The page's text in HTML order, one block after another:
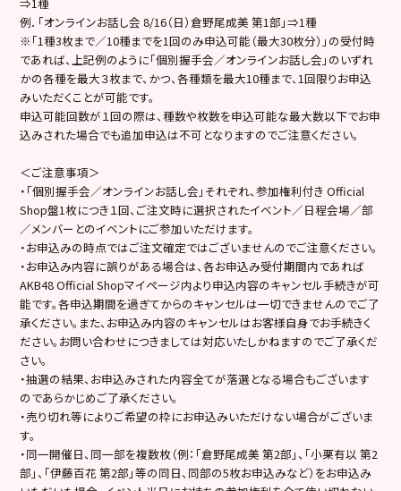
例．「オンラインお話し会 8/16（日）倉野尾成美 第1部」⇒1種
※「1種3枚まで／10種までを1回のみ申込可能（最大30枚分）」の受付時
であれば、上記例のように「個別握手会／オンラインお話し会」のいずれ
かの各種を最大３枚まで、かつ、各種類を最大10種まで、1回限りお申込
みいただくことが可能です。
申込可能回数が１回の際は、種数や枚数を申込可能な最大数以下でお申
込みされた場合でも追加申込は不可となりますのでご注意ください。
＜ご注意事項＞
・「個別握手会／オンラインお話し会」それぞれ、参加権利付き Official
Shop盤1枚につき１回、ご注文時に選択されたイベント／日程会場／部
／メンバーとのイベントにご参加いただけます。
・お申込みの時点ではご注文確定ではございませんのでご注意ください。
・お申込み内容に誤りがある場合は、各お申込み受付期間内であれば
AKB48 Official Shopマイページ内より申込内容のキャンセル手続きが可
能です。各申込期間を過ぎてからのキャンセルは一切できませんのでご了
承ください。また、お申込み内容のキャンセルはお客様自身でお手続きく
ださい。お問い合わせにつきましては対応いたしかねますのでご了承くだ
さい。
・抽選の結果、お申込みされた内容全てが落選となる場合もございます
のであらかじめご了承ください。
・売り切れ等によりご希望の枠にお申込みいただけない場合がございま
す。
・同一開催日、同一部を複数枚（例：「倉野尾成美 第2部」、「小栗有以 第2
部」、「伊藤百花 第2部」等の同日、同部の5枚お申込みなど）をお申込み